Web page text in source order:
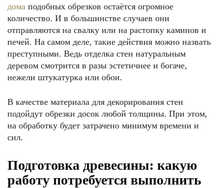
дома подобных обрезков остаётся огромное
количество. И в большинстве случаев они
отправляются на свалку или на растопку каминов и
печей. На самом деле, такие действия можно назвать
преступными. Ведь отделка стен натуральным
деревом смотрится в разы эстетичнее и богаче,
нежели штукатурка или обои.
В качестве материала для декорирования стен
подойдут обрезки досок любой толщины. При этом,
на обработку будет затрачено минимум времени и
сил.
Подготовка древесины: какую
работу потребуется выполнить